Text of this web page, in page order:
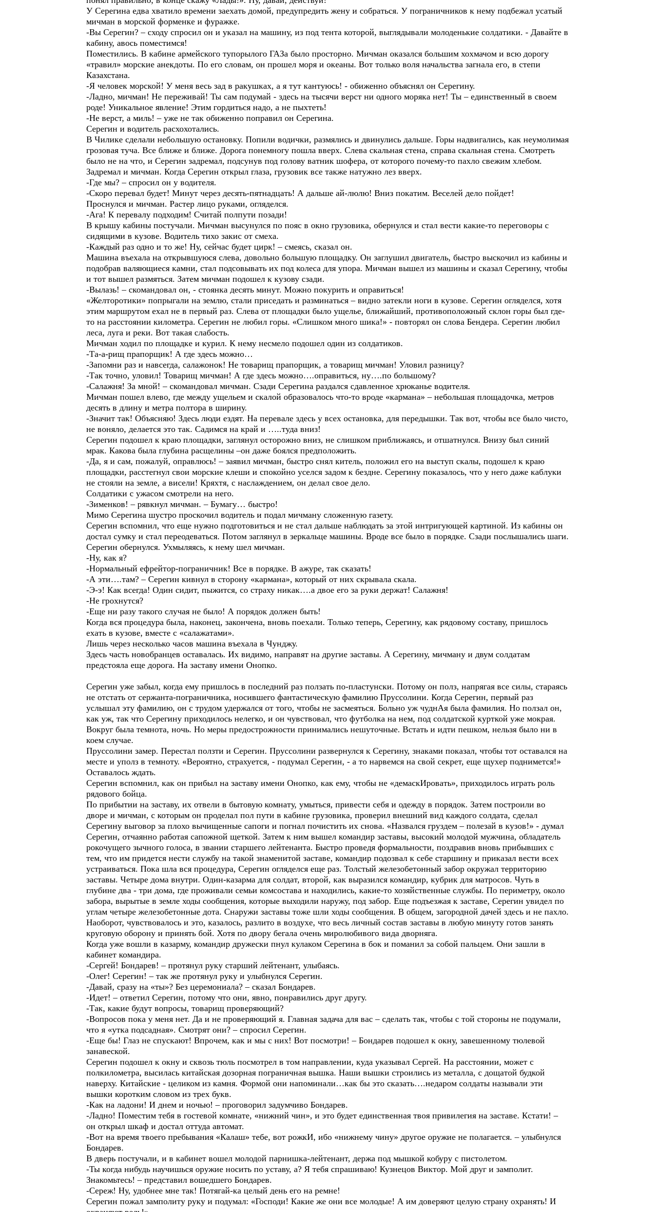
У Серегина едва хватило времени заехать домой, предупредить жену и собраться. У пограничников к нему подбежал усатый
мичман в морской форменке и фуражке.
-Вы Серегин? – сходу спросил он и указал на машину, из под тента которой, выглядывали молоденькие солдатики. - Давайте в
кабину, авось поместимся!
Поместились. В кабине армейского тупорылого ГАЗа было просторно. Мичман оказался большим хохмачом и всю дорогу
«травил» морские анекдоты. По его словам, он прошел моря и океаны. Вот только воля начальства загнала его, в степи
Казахстана.
-Я человек морской! У меня весь зад в ракушках, а я тут кантуюсь! - обиженно объяснял он Серегину.
-Ладно, мичман! Не переживай! Ты сам подумай - здесь на тысячи верст ни одного моряка нет! Ты – единственный в своем
роде! Уникальное явление! Этим гордиться надо, а не пыхтеть!
-Не верст, а миль! – уже не так обиженно поправил он Серегина.
Серегин и водитель расхохотались.
В Чилике сделали небольшую остановку. Попили водички, размялись и двинулись дальше. Горы надвигались, как неумолимая
грозовая туча. Все ближе и ближе. Дорога понемногу пошла вверх. Слева скальная стена, справа скальная стена. Смотреть
было не на что, и Серегин задремал, подсунув под голову ватник шофера, от которого почему-то пахло свежим хлебом.
Задремал и мичман. Когда Серегин открыл глаза, грузовик все также натужно лез вверх.
-Где мы? – спросил он у водителя.
-Скоро перевал будет! Минут через десять-пятнадцать! А дальше ай-люлю! Вниз покатим. Веселей дело пойдет!
Проснулся и мичман. Растер лицо руками, огляделся.
-Ага! К перевалу подходим! Считай полпути позади!
В крышу кабины постучали. Мичман высунулся по пояс в окно грузовика, обернулся и стал вести какие-то переговоры с
сидящими в кузове. Водитель тихо закис от смеха.
-Каждый раз одно и то же! Ну, сейчас будет цирк! – смеясь, сказал он.
Машина въехала на открывшуюся слева, довольно большую площадку. Он заглушил двигатель, быстро выскочил из кабины и
подобрав валяющиеся камни, стал подсовывать их под колеса для упора. Мичман вышел из машины и сказал Серегину, чтобы
и тот вышел размяться. Затем мичман подошел к кузову сзади.
-Вылазь! – скомандовал он, - стоянка десять минут. Можно покурить и оправиться!
«Желторотики» попрыгали на землю, стали приседать и разминаться – видно затекли ноги в кузове. Серегин огляделся, хотя
этим маршрутом ехал не в первый раз. Слева от площадки было ущелье, ближайший, противоположный склон горы был где-
то на расстоянии километра. Серегин не любил горы. «Слишком много шика!» - повторял он слова Бендера. Серегин любил
леса, луга и реки. Вот такая слабость.
Мичман ходил по площадке и курил. К нему несмело подошел один из солдатиков.
-Та-а-рищ прапорщик! А где здесь можно…
-Запомни раз и навсегда, салажонок! Не товарищ прапорщик, а товарищ мичман! Уловил разницу?
-Так точно, уловил! Товарищ мичман! А где здесь можно….оправиться, ну….по большому?
-Салажня! За мной! – скомандовал мичман. Сзади Серегина раздался сдавленное хрюканье водителя.
Мичман пошел влево, где между ущельем и скалой образовалось что-то вроде «кармана» – небольшая площадочка, метров
десять в длину и метра полтора в ширину.
-Значит так! Объясняю! Здесь люди ездят. На перевале здесь у всех остановка, для передышки. Так вот, чтобы все было чисто,
не воняло, делается это так. Садимся на край и …..туда вниз!
Серегин подошел к краю площадки, заглянул осторожно вниз, не слишком приближаясь, и отшатнулся. Внизу был синий
мрак. Какова была глубина расщелины –он даже боялся предположить.
-Да, я и сам, пожалуй, оправлюсь! – заявил мичман, быстро снял китель, положил его на выступ скалы, подошел к краю
площадки, расстегнул свои морские клеши и спокойно уселся задом к бездне. Серегину показалось, что у него даже каблуки
не стояли на земле, а висели! Кряхтя, с наслаждением, он делал свое дело.
Солдатики с ужасом смотрели на него.
-Зименков! – рявкнул мичман. – Бумагу… быстро!
Мимо Серегина шустро проскочил водитель и подал мичману сложенную газету.
Серегин вспомнил, что еще нужно подготовиться и не стал дальше наблюдать за этой интригующей картиной. Из кабины он
достал сумку и стал переодеваться. Потом заглянул в зеркальце машины. Вроде все было в порядке. Сзади послышались шаги.
Серегин обернулся. Ухмыляясь, к нему шел мичман.
-Ну, как я?
-Нормальный ефрейтор-пограничник! Все в порядке. В ажуре, так сказать!
-А эти….там? – Серегин кивнул в сторону «кармана», который от них скрывала скала.
-Э-э! Как всегда! Один сидит, пыжится, со страху никак….а двое его за руки держат! Салажня!
-Не грохнутся?
-Еще ни разу такого случая не было! А порядок должен быть!
Когда вся процедура была, наконец, закончена, вновь поехали. Только теперь, Серегину, как рядовому составу, пришлось
ехать в кузове, вместе с «салажатами».
Лишь через несколько часов машина въехала в Чунджу.
Здесь часть новобранцев оставалась. Их видимо, направят на другие заставы. А Серегину, мичману и двум солдатам
предстояла еще дорога. На заставу имени Онопко.
Серегин уже забыл, когда ему пришлось в последний раз ползать по-пластунски. Потому он полз, напрягая все силы, стараясь
не отстать от сержанта-пограничника, носившего фантастическую фамилию Пруссолини. Когда Серегин, первый раз
услышал эту фамилию, он с трудом удержался от того, чтобы не засмеяться. Больно уж чуднАя была фамилия. Но ползал он,
как уж, так что Серегину приходилось нелегко, и он чувствовал, что футболка на нем, под солдатской курткой уже мокрая.
Вокруг была темнота, ночь. Но меры предострожности принимались нешуточные. Встать и идти пешком, нельзя было ни в
коем случае.
Пруссолини замер. Перестал ползти и Серегин. Пруссолини развернулся к Серегину, знаками показал, чтобы тот оставался на
месте и уполз в темноту. «Вероятно, страхуется, - подумал Серегин, - а то нарвемся на свой секрет, еще щухер поднимется!»
Оставалось ждать.
Серегин вспомнил, как он прибыл на заставу имени Онопко, как ему, чтобы не «демаскИровать», приходилось играть роль
рядового бойца.
По прибытии на заставу, их отвели в бытовую комнату, умыться, привести себя и одежду в порядок. Затем построили во
дворе и мичман, с которым он проделал пол пути в кабине грузовика, проверил внешний вид каждого солдата, сделал
Серегину выговор за плохо вычищенные сапоги и погнал почистить их снова. «Назвался груздем – полезай в кузов!» - думал
Серегин, отчаянно работая сапожной щеткой. Затем к ним вышел командир заставы, высокий молодой мужчина, обладатель
рокочущего зычного голоса, в звании старшего лейтенанта. Быстро проведя формальности, поздравив вновь прибывших с
тем, что им придется нести службу на такой знаменитой заставе, командир подозвал к себе старшину и приказал вести всех
устраиваться. Пока шла вся процедура, Серегин огляделся еще раз. Толстый железобетонный забор окружал территорию
заставы. Четыре дома внутри. Один-казарма для солдат, второй, как выразился командир, кубрик для матросов. Чуть в
глубине два - три дома, где проживали семьи комсостава и находились, какие-то хозяйственные службы. По периметру, около
забора, вырытые в земле ходы сообщения, которые выходили наружу, под забор. Еще подъезжая к заставе, Серегин увидел по
углам четыре железобетонные дота. Снаружи заставы тоже шли ходы сообщения. В общем, загородной дачей здесь и не пахло.
Наоборот, чувствовалось и это, казалось, разлито в воздухе, что весь личный состав заставы в любую минуту готов занять
круговую оборону и принять бой. Хотя по двору бегала очень миролюбивого вида дворняга.
Когда уже вошли в казарму, командир дружески пнул кулаком Серегина в бок и поманил за собой пальцем. Они зашли в
кабинет командира.
-Сергей! Бондарев! – протянул руку старший лейтенант, улыбаясь.
-Олег! Серегин! – так же протянул руку и улыбнулся Серегин.
-Давай, сразу на «ты»? Без церемониала? – сказал Бондарев.
-Идет! – ответил Серегин, потому что они, явно, понравились друг другу.
-Так, какие будут вопросы, товарищ проверяющий?
-Вопросов пока у меня нет. Да и не проверяющий я. Главная задача для вас – сделать так, чтобы с той стороны не подумали,
что я «утка подсадная». Смотрят они? – спросил Серегин.
-Еще бы! Глаз не спускают! Впрочем, как и мы с них! Вот посмотри! – Бондарев подошел к окну, завешенному тюлевой
занавеской.
Серегин подошел к окну и сквозь тюль посмотрел в том направлении, куда указывал Сергей. На расстоянии, может с
полкилометра, высилась китайская дозорная пограничная вышка. Наши вышки строились из металла, с дощатой будкой
наверху. Китайские - целиком из камня. Формой они напоминали…как бы это сказать….недаром солдаты называли эти
вышки коротким словом из трех букв.
-Как на ладони! И днем и ночью! – проговорил задумчиво Бондарев.
-Ладно! Поместим тебя в гостевой комнате, «нижний чин», и это будет единственная твоя привилегия на заставе. Кстати! –
он открыл шкаф и достал оттуда автомат.
-Вот на время твоего пребывания «Калаш» тебе, вот рожкИ, ибо «нижнему чину» другое оружие не полагается. – улыбнулся
Бондарев.
В дверь постучали, и в кабинет вошел молодой парнишка-лейтенант, держа под мышкой кобуру с пистолетом.
-Ты когда нибудь научишься оружие носить по уставу, а? Я тебя спрашиваю! Кузнецов Виктор. Мой друг и замполит.
Знакомьтесь! – представил вошедшего Бондарев.
-Сереж! Ну, удобнее мне так! Потягай-ка целый день его на ремне!
Серегин пожал замполиту руку и подумал: «Господи! Какие же они все молодые! А им доверяют целую страну охранять! И